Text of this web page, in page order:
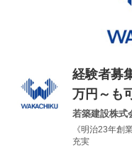
経験者募
万円～も
若築建設株式
《明治23年創
充実